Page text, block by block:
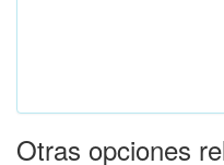
Otras opciones